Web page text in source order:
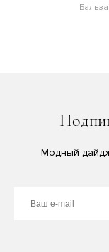
Модный